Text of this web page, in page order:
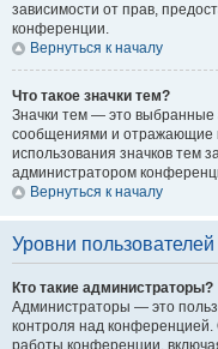
зависимости от прав,
конференции.
Вернуться к началу
Что такое значки тем?
Значки тем — это
сообщениями и отражающие
использования значков тем
администратором
Вернуться к началу
Уровни
Кто такие администраторы?
Администраторы — это
контроля над конференцией.
работы конференции,